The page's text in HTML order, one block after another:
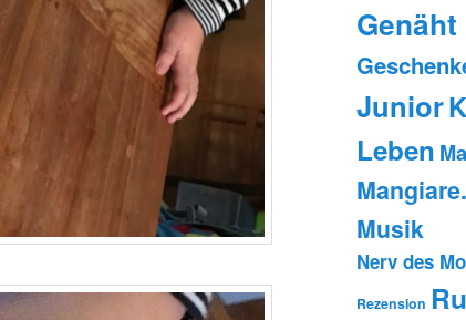
Genäht
Junior
Leben
Musik
Nerv des
Rezension